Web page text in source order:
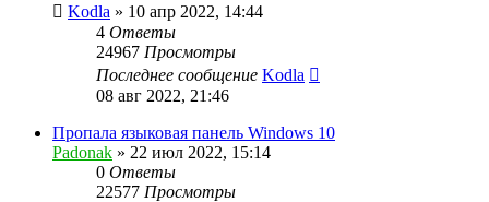
Kodla » 10 апр 2022, 14:44
4 Ответы
24967 Просмотры
Последнее сообщение Kodla
08 авг 2022, 21:46
Пропала языковая панель Windows 10
Padonak » 22 июл 2022, 15:14
0 Ответы
22577 Просмотры